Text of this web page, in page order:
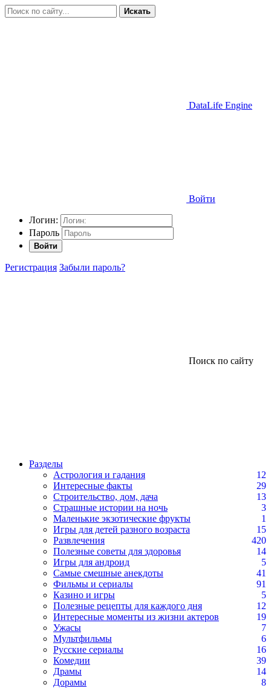
Искать
DataLife Engine
Войти
Логин:
Пароль
Войти
Регистрация Забыли пароль?
Поиск по сайту
Разделы
Астрология и гадания
12
Интересные факты
29
Строительство, дом, дача
13
Страшные истории на ночь
3
Маленькие экзотические фрукты
1
Игры для детей разного возраста
15
Развлечения
420
Полезные советы для здоровья
14
Игры для андроид
5
Самые смешные анекдоты
41
Фильмы и сериалы
91
Казино и игры
5
Полезные рецепты для каждого дня
12
Интересные моменты из жизни актеров
19
Ужасы
7
Мультфильмы
6
Русские сериалы
16
Комедии
39
Драмы
14
Дорамы
8